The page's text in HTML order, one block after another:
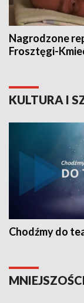
Nagrodzone
Frosztęgi-
KULTURA I
Chodźmy do